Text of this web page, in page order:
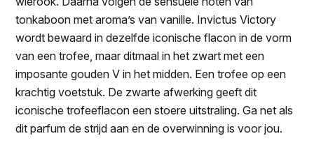
tonkaboon met aroma’s van vanille. Invictus Victory
wordt bewaard in dezelfde iconische flacon in de vorm
van een trofee, maar ditmaal in het zwart met een
imposante gouden V in het midden. Een trofee op een
krachtig voetstuk. De zwarte afwerking geeft dit
iconische trofeeflacon een stoere uitstraling. Ga net als
dit parfum de strijd aan en de overwinning is voor jou.